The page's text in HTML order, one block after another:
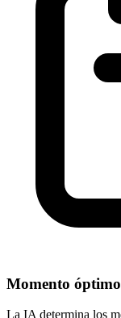
Momento óptimo
La IA determina los